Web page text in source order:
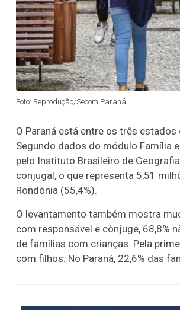
Foto: Reprodução/Secom Paraná
O Paraná está entre os três
Segundo dados do módulo Família
pelo Instituto Brasileiro de
conjugal, o que representa 5,51
Rondônia (55,4%).
O levantamento também mostra
com responsável e cônjuge, 68,8%
de famílias com crianças. Pela
com filhos. No Paraná, 22,6% das